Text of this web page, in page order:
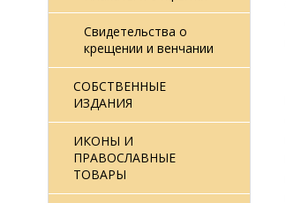
Свидетельства о
крещении и венчании
СОБСТВЕННЫЕ
ИЗДАНИЯ
ИКОНЫ И
ПРАВОСЛАВНЫЕ
ТОВАРЫ